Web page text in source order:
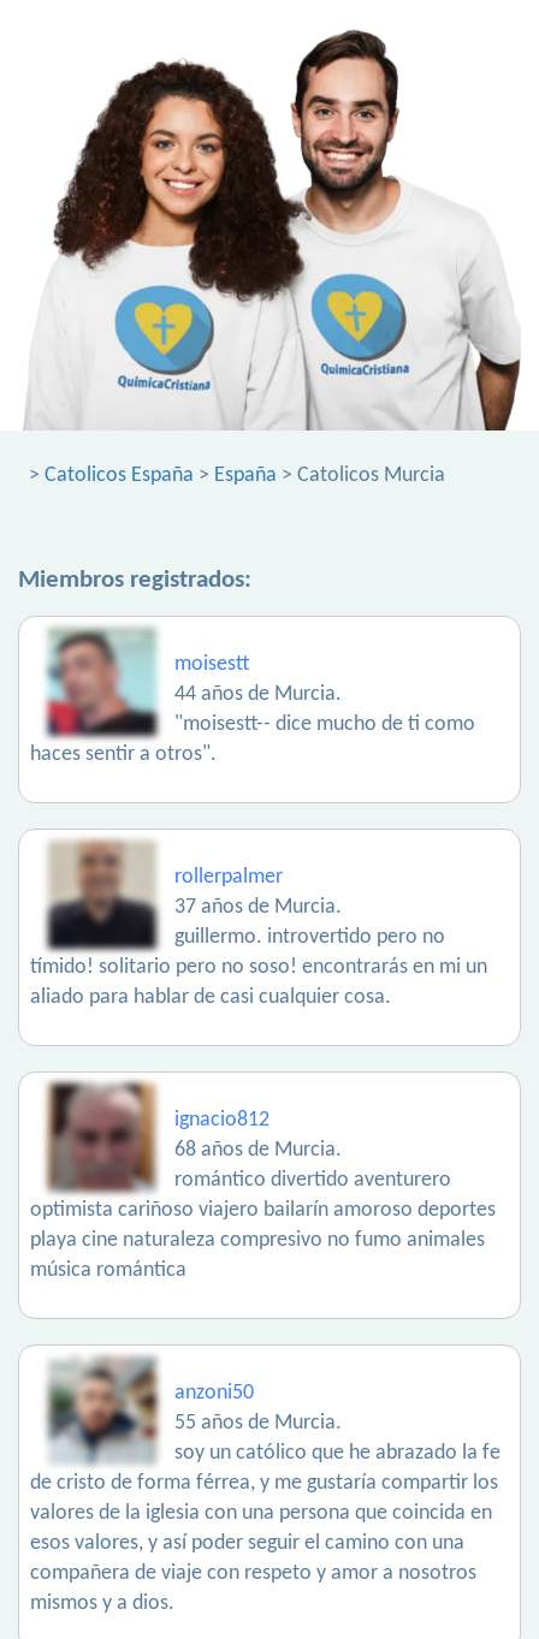
> Catolicos España > España > Catolicos Murcia
Miembros registrados:
moisestt
44 años de Murcia.
"moisestt-- dice mucho de ti como
haces sentir a otros".
rollerpalmer
37 años de Murcia.
guillermo. introvertido pero no
tímido! solitario pero no soso! encontrarás en mi un
aliado para hablar de casi cualquier cosa.
ignacio812
68 años de Murcia.
romántico divertido aventurero
optimista cariñoso viajero bailarín amoroso deportes
playa cine naturaleza compresivo no fumo animales
música romántica
anzoni50
55 años de Murcia.
soy un católico que he abrazado la fe
de cristo de forma férrea, y me gustaría compartir los
valores de la iglesia con una persona que coincida en
esos valores, y así poder seguir el camino con una
compañera de viaje con respeto y amor a nosotros
mismos y a dios.